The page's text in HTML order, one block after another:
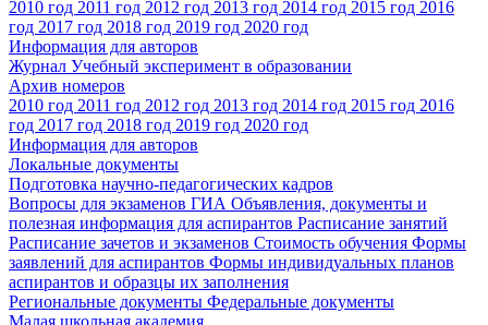
2010 год 2011 год 2012 год 2013 год 2014 год 2015 год 2016
год 2017 год 2018 год 2019 год 2020 год
Информация для авторов
Журнал Учебный эксперимент в образовании
Архив номеров
2010 год 2011 год 2012 год 2013 год 2014 год 2015 год 2016
год 2017 год 2018 год 2019 год 2020 год
Информация для авторов
Локальные документы
Подготовка научно-педагогических кадров
Вопросы для экзаменов ГИА Объявления, документы и
полезная информация для аспирантов Расписание занятий
Расписание зачетов и экзаменов Стоимость обучения Формы
заявлений для аспирантов Формы индивидуальных планов
аспирантов и образцы их заполнения
Региональные документы Федеральные документы
Малая школьная академия